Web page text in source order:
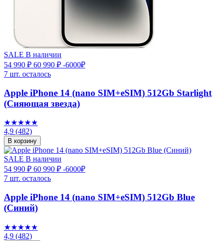
SALE В наличии
54 990 ₽ 60 990 ₽ -6000₽
7 шт. осталось
Apple iPhone 14 (nano SIM+eSIM) 512Gb Starlight
(Сияющая звезда)
★★★★★
4,9 (482)
В корзину
SALE В наличии
54 990 ₽ 60 990 ₽ -6000₽
7 шт. осталось
Apple iPhone 14 (nano SIM+eSIM) 512Gb Blue
(Синий)
★★★★★
4,9 (482)